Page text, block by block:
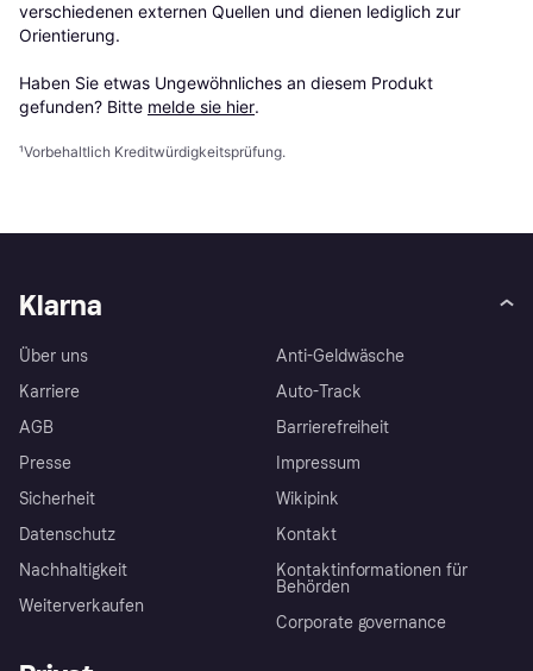
verschiedenen externen Quellen und dienen lediglich zur
Orientierung.
Haben Sie etwas Ungewöhnliches an diesem Produkt
gefunden? Bitte melde sie hier.
¹Vorbehaltlich Kreditwürdigkeitsprüfung.
Klarna
Über uns
Karriere
AGB
Presse
Sicherheit
Datenschutz
Nachhaltigkeit
Weiterverkaufen
Anti-Geldwäsche
Auto-Track
Barrierefreiheit
Impressum
Wikipink
Kontakt
Kontaktinformationen für
Behörden
Corporate governance